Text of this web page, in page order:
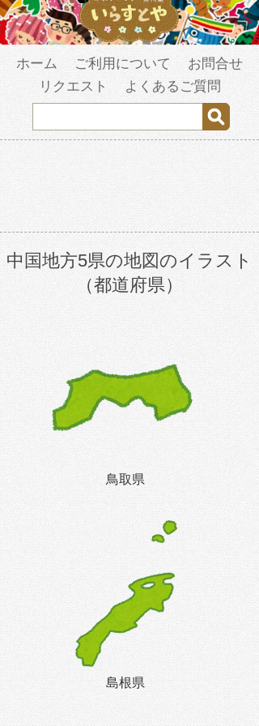
ホーム ご利用について
お問合せ
リクエスト
よくあるご質問
中国地方5県の地図のイラスト
（都道府県）
鳥取県
島根県